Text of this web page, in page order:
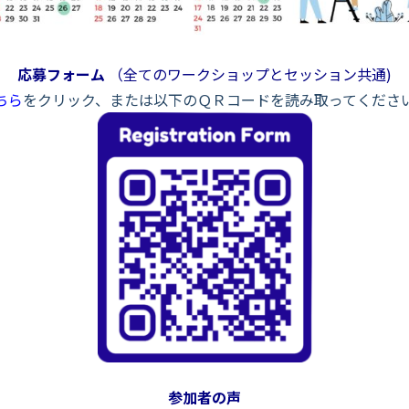
応募フォーム （全てのワークショップとセッション共通)
らをクリック、または以下のＱＲコードを読み取ってくださ
参加者の声